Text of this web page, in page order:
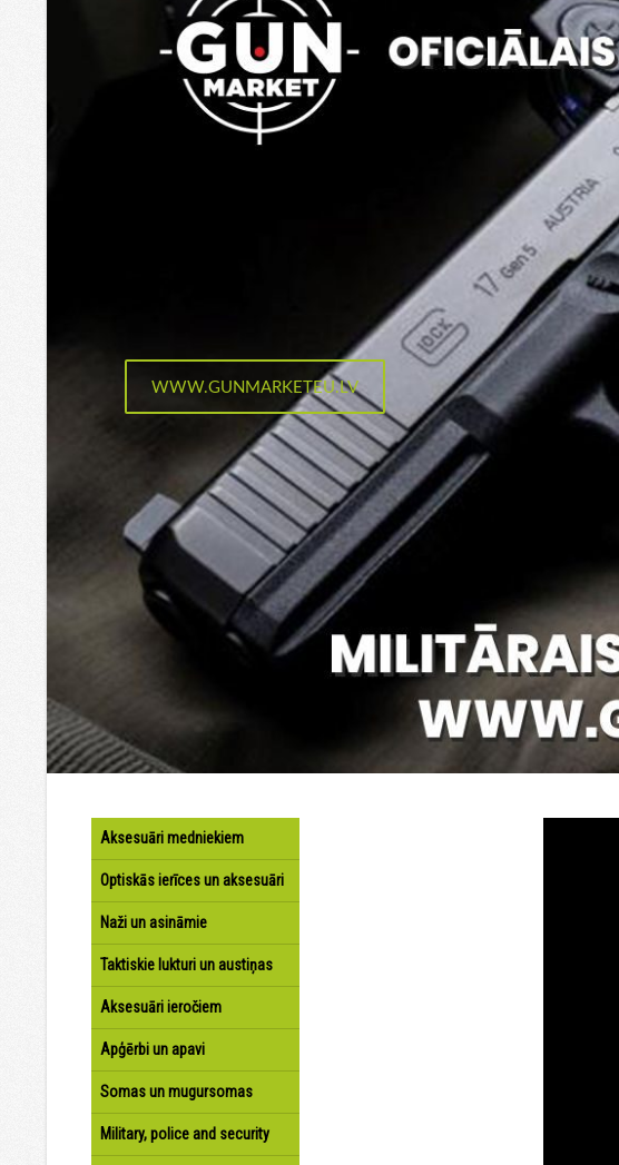
​WWW.GUNMARKETEU.LV​
Aksesuāri medniekiem
Optiskās ierīces un aksesuāri
Naži un asināmie
Taktiskie lukturi un austiņas
Aksesuāri ieročiem
Apģērbi un apavi
Somas un mugursomas
Military, police and security